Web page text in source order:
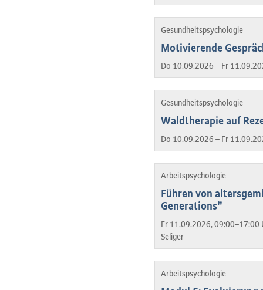
Gesundheitspsychologie
Motivierende
Do 10.09.2026 – Fr
Gesundheitspsychologie
Waldtherapie auf
Do 10.09.2026 – Fr
Arbeitspsychologie
Führen von
Generations"
Fr 11.09.2026, 09:00–17:00
Seliger
Arbeitspsychologie